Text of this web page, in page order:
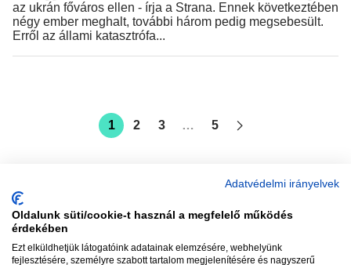
az ukrán főváros ellen - írja a Strana. Ennek következtében
négy ember meghalt, további három pedig megsebesült.
Erről az állami katasztrófa...
1 2 3 … 5
Adatvédelmi irányelvek
Oldalunk süti/cookie-t használ a megfelelő működés
érdekében
Ezt elküldhetjük látogatóink adatainak elemzésére, webhelyünk
fejlesztésére, személyre szabott tartalom megjelenítésére és nagyszerű